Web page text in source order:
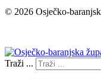
© 2026 Osječko-
Traži ...